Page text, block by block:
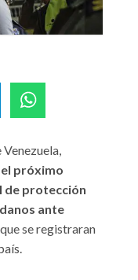
Venezuela,
próximo
de protección
ante
se registraran